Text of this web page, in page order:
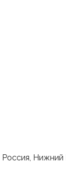
Россия, Нижний